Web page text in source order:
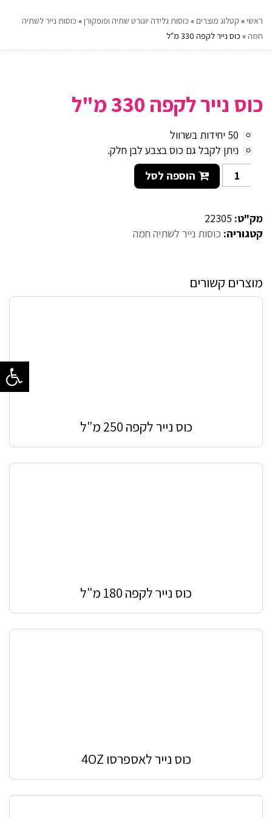
ראשי» קטלוג מוצרים » כוסות גלידה יוגורט שתיה ופופקורן» כוסות נייר לשתיה
חמה » כוס נייר לקפה 330 מ"ל
כוס נייר לקפה 330 מ"ל
50 יחידות בשרוול
ניתן לקבל גם כוס בצבע לבן חלק.
הוספה לסל
מק"ט: 22305
קטגוריה: כוסות נייר לשתיה חמה
מוצרים קשורים
כוס נייר לקפה 250 מ"ל
כוס נייר לקפה 180 מ"ל
כוס נייר לאספרסו 4OZ